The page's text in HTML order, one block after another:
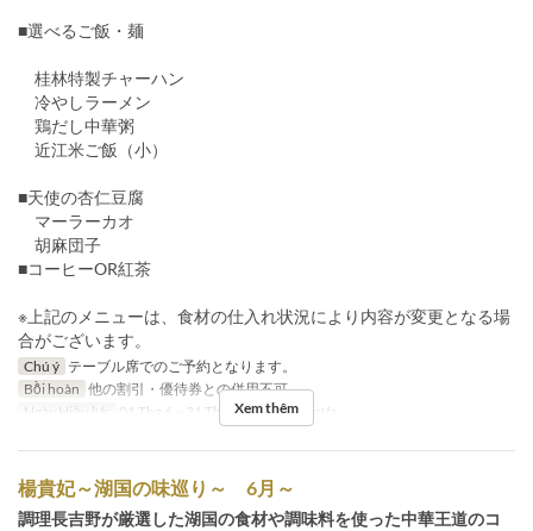
■選べるご飯・麺
桂林特製チャーハン
冷やしラーメン
鶏だし中華粥
近江米ご飯（小）
■天使の杏仁豆腐
マーラーカオ
胡麻団子
■コーヒーOR紅茶
※上記のメニューは、食材の仕入れ状況により内容が変更となる場
合がございます。
Chú ý テーブル席でのご予約となります。
Bồi hoàn 他の割引・優待券との併用不可
Ngày Hiệu lực
01 Thg 6 ~ 31 Thg 8 Bữa Bữa trưa
Xem thêm
楊貴妃～湖国の味巡り～ 6月～
調理長吉野が厳選した湖国の食材や調味料を使った中華王道のコ